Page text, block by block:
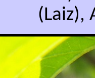
(Laiz),